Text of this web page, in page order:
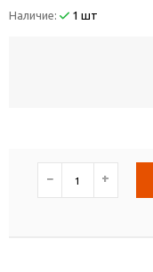
Наличие: 1 шт
− +